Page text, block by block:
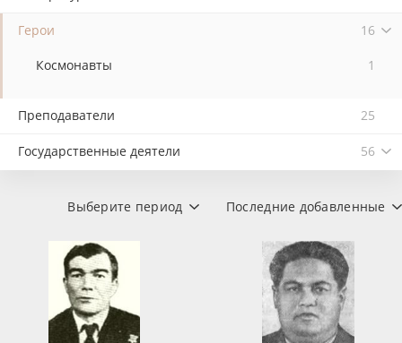
Герои 16
Космонавты 1
Преподаватели 25
Государственные деятели 56
Последние добавленные
Выберите период